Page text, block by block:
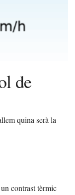
de
quina serà la
contrast tèrmic